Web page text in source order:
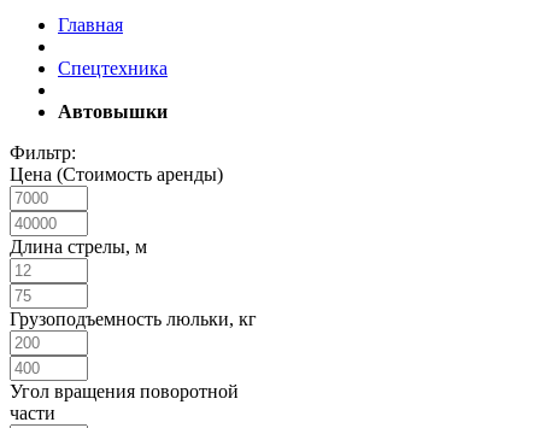
Главная
Спецтехника
Автовышки
Фильтр:
Цена (Стоимость аренды)
Длина стрелы, м
Грузоподъемность люльки, кг
Угол вращения поворотной
части